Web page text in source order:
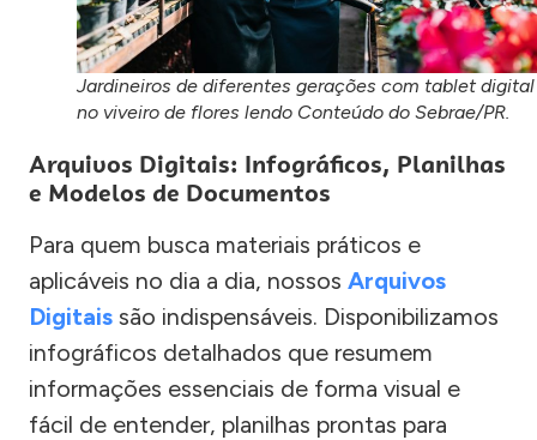
Jardineiros de diferentes gerações com tablet digital
no viveiro de flores lendo Conteúdo do Sebrae/PR.
Arquivos Digitais: Infográficos, Planilhas
e Modelos de Documentos
Para quem busca materiais práticos e
aplicáveis no dia a dia, nossos Arquivos
Digitais são indispensáveis. Disponibilizamos
infográficos detalhados que resumem
informações essenciais de forma visual e
fácil de entender, planilhas prontas para